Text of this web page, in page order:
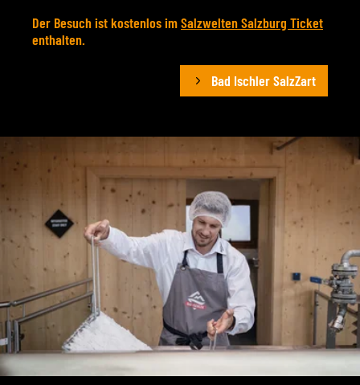
Der Besuch ist kostenlos imSalzwelten Salzburg Ticket
enthalten.
Bad Ischler SalzZart